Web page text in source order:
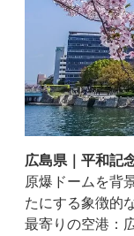
広島県｜平和記
原爆ドームを背
たにする象徴的
最寄りの空港：